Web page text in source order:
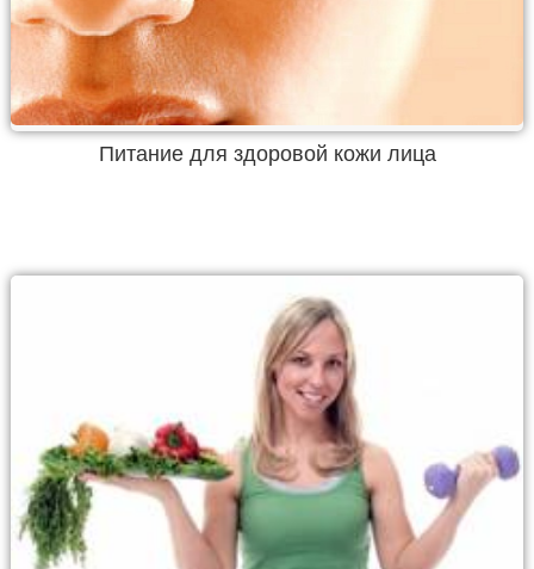
Питание для здоровой кожи лица